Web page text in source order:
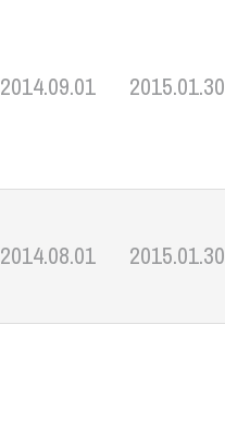
2014.09.01 2015.01.30
2014.08.01 2015.01.30